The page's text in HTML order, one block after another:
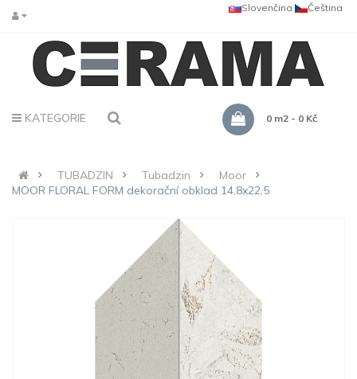
Čeština
Slovenčina
KATEGORIE 0 m2 - 0 Kč
TUBADZIN Tubadzin
Moor
MOOR FLORAL FORM dekorační obklad 14,8x22,5